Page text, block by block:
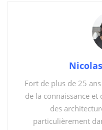
ou de préparer une
reste, dans la plupart
conversation assistée.
You might also like
De « There is an app for
Préparer efficacement
Fort de plus de 25
de la connaissance
des
particulièrement